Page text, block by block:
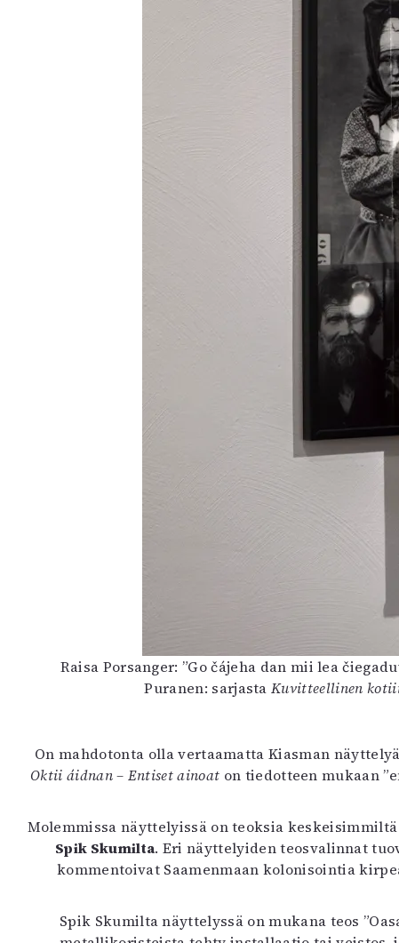
Raisa Porsanger: ”Go čájeha dan mii lea
Puranen: sarjastaKuvitteellinen
On mahdotonta olla vertaamatta Kiasman
Oktii áidnan – Entiset ainoat on tiedotteen mukaan
Molemmissa näyttelyissä on teoksia
Spik Skumilta. Eri näyttelyiden teosvalinnat
kommentoivat Saamenmaan kolonisointia
Spik Skumilta näyttelyssä on mukana teos